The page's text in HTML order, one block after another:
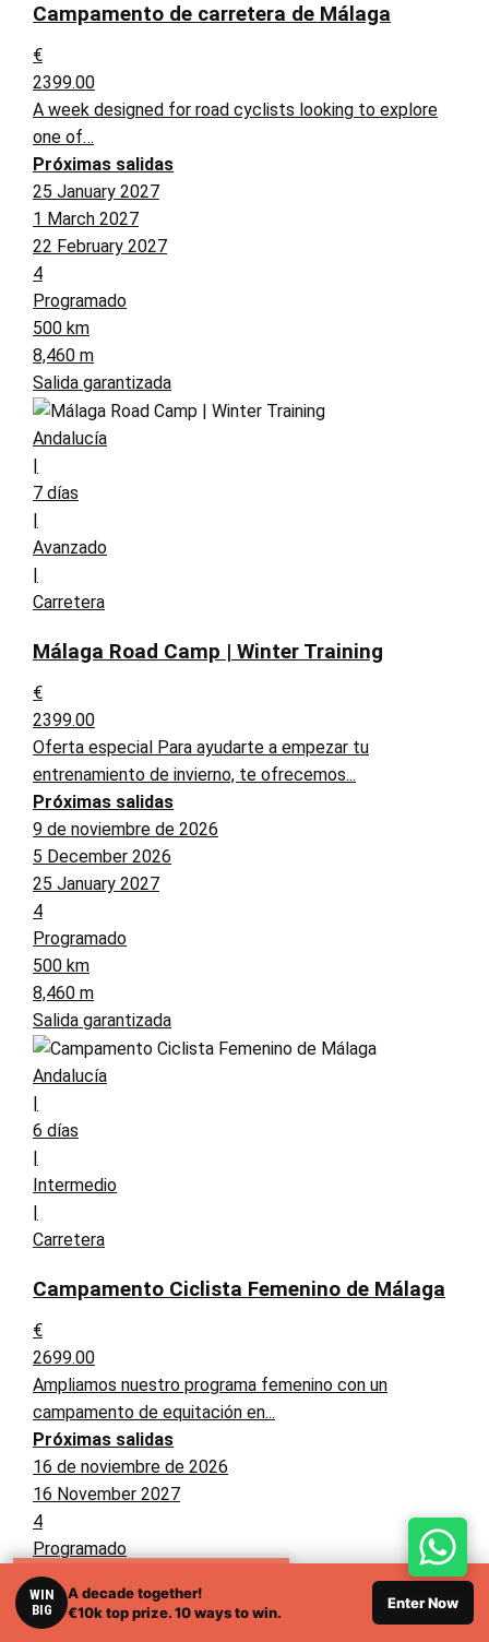
TOURS RELACIONADOS
Campamento de carretera de Málaga
€
2399.00
A week designed for road cyclists looking to explore
one of…
Próximas salidas
25 January 2027
1 March 2027
22 February 2027
4
Programado
500 km
8,460 m
Salida garantizada
Andalucía
7 días
Avanzado
Carretera
Málaga Road Camp | Winter Training
€
2399.00
Oferta especial Para ayudarte a empezar tu
entrenamiento de invierno, te ofrecemos...
Próximas salidas
9 de noviembre de 2026
5 December 2026
25 January 2027
4
Programado
500 km
8,460 m
Salida garantizada
Andalucía
6 días
Intermedio
Carretera
Campamento Ciclista Femenino de Málaga
€
2699.00
Ampliamos nuestro programa femenino con un
campamento de equitación en...
Próximas salidas
16 de noviembre de 2026
16 November 2027
4
Programado
417 km
7,199 m
Salida garantizada
WIN
BIG
A decade together!
€10k top prize. 10 ways to win.
Enter Now